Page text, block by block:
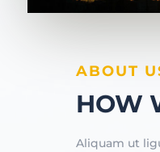
ABOUT
HOW
Aliquam ut